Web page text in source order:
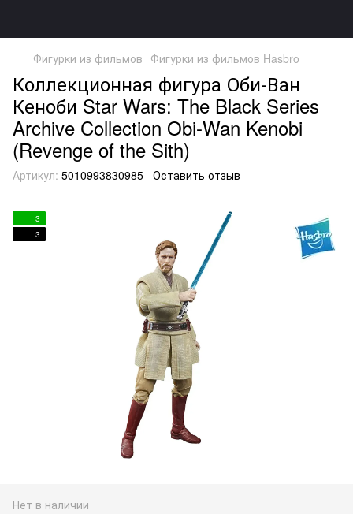
Фигурки из фильмов Фигурки из фильмов Hasbro
Коллекционная фигура Оби-Ван
Кеноби Star Wars: The Black Series
Archive Collection Obi-Wan Kenobi
(Revenge of the Sith)
Артикул: 5010993830985 Оставить отзыв
3
3
Нет в наличии